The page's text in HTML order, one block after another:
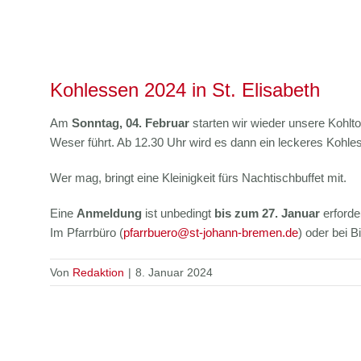
Kohlessen 2024 in St. Elisabeth
Am Sonntag, 04. Februar starten wir wieder unsere
Weser führt. Ab 12.30 Uhr wird es dann ein leckeres
Wer mag, bringt eine Kleinigkeit fürs Nachtischbuffet mit.
Eine Anmeldung ist unbedingt bis zum 27. Januar
Im Pfarrbüro (pfarrbuero@st-johann-bremen.de) oder bei
Von Redaktion | 8. Januar 2024